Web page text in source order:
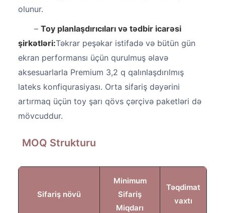
olunur.
– Toy planlaşdırıcıları və tədbir icarəsi
şirkətləri:Təkrar peşəkar istifadə və bütün gün
ekran performansı üçün qurulmuş əlavə
aksesuarlarla Premium 3,2 q qalınlaşdırılmış
lateks konfiqurasiyası. Orta sifariş dəyərini
artırmaq üçün toy şarı qövs çərçivə paketləri də
mövcuddur.
MOQ Strukturu
Sifariş növü
Minimum
Sifariş
Miqdarı
Təqdimat
vaxtı